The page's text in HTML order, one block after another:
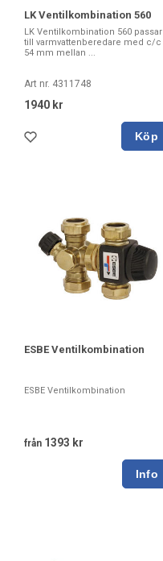
LK Ventilkombination 560
LK Ventilkombination 560 passar
till varmvattenberedare med c/c
54 mm mellan ...
Art nr. 4311748
1940 kr
Köp
ESBE Ventilkombination
ESBE Ventilkombination
från 1393 kr